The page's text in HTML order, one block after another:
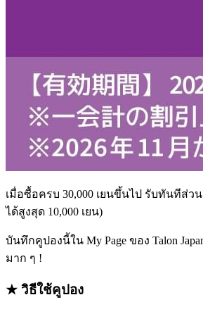
เมื่อซื้อครบ 30,000 เยนขึ้นไป รับทันทีส่ว
ได้สูงสุด 10,000 เยน)
บันทึกคูปองนี้ใน My Page ของ Talon
มาก ๆ !
★ วิธีใช้คูปอง